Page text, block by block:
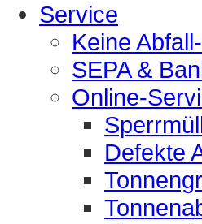
Service
Keine
SEPA &
Online-
Defekte